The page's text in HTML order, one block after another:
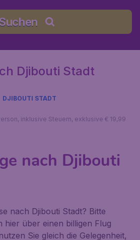
Djibouti Stadt
DJIBOUTI STADT
inklusive Steuern, exklusive € 19,99
nach Djibouti
nach Djibouti Stadt? Bitte
hier über einen billigen Flug
Sie gleich die Gelegenheit,